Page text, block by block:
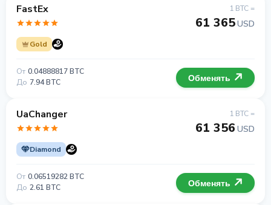
FastEx
Gold
1 BTC =
61 365USD
От 0.04888817 BTC
До 7.94 BTC Обменять
UaChanger
Diamond
1 BTC =
61 356 USD
От 0.06519282 BTC
До 2.61 BTC Обменять